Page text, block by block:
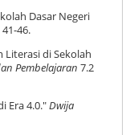
Dasar Negeri
41-46.
Literasi di Sekolah
Pembelajaran 7.2
Era 4.0."Dwija